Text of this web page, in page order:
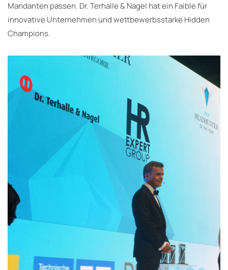
Mandanten passen. Dr. Terhalle & Nagel hat ein Faible für
innovative Unternehmen und wettbewerbsstarke Hidden
Champions.